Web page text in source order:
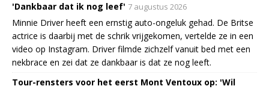
'Dankbaar dat ik nog leef' 7 augustus 2026
Minnie Driver heeft een ernstig auto-ongeluk gehad. De Britse
actrice is daarbij met de schrik vrijgekomen, vertelde ze in een
video op Instagram. Driver filmde zichzelf vanuit bed met een
nekbrace en zei dat ze dankbaar is dat ze nog leeft.
Tour-rensters voor het eerst Mont Ventoux op: 'Wil